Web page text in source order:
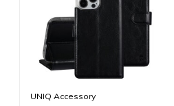
UNIQ Accessory